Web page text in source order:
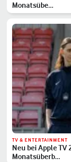
Monatsübe…
TV & ENTERTAINMENT
Neu bei Apple
Monatsüberb…